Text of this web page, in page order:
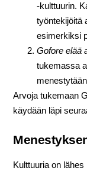
-kulttuurin.
työntekijöitä
esimerkiksi
Gofore elää
tukemassa
Arvoja tukemaan
käydään läpi
Kulttuuria on